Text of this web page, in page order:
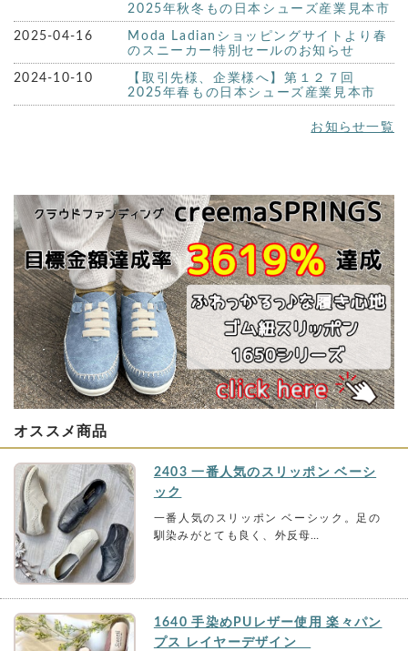
2025年秋冬もの日本シューズ産業見本市
2025-04-16
Moda Ladianショッピングサイトより春
のスニーカー特別セールのお知らせ
2024-10-10
【取引先様、企業様へ】第１２７回
2025年春もの日本シューズ産業見本市
お知らせ一覧
オススメ商品
2403 一番人気のスリッポン ベーシ
ック
一番人気のスリッポン ベーシック。足の
馴染みがとても良く、外反母…
1640 手染めPUレザー使用 楽々パン
プス レイヤーデザイン